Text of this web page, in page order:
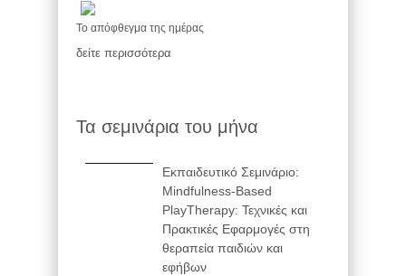
Το απόφθεγμα της ημέρας
δείτε περισσότερα
Τα σεμινάρια του μήνα
Εκπαιδευτικό Σεμινάριο:
Mindfulness-Based
PlayTherapy: Τεχνικές και
Πρακτικές Εφαρμογές στη
θεραπεία παιδιών και
εφήβων